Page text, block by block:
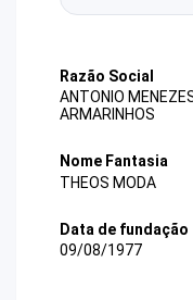
Razão Social
ANTONIO
ARMARINHOS
Nome Fantasia
THEOS MODA
Data de fundação
09/08/1977